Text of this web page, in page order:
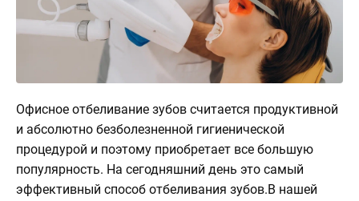
Офисное отбеливание зубов считается продуктивной
и абсолютно безболезненной гигиенической
процедурой и поэтому приобретает все большую
популярность. На сегодняшний день это самый
эффективный способ отбеливания зубов.В нашей
клинике
3d
по
клинике